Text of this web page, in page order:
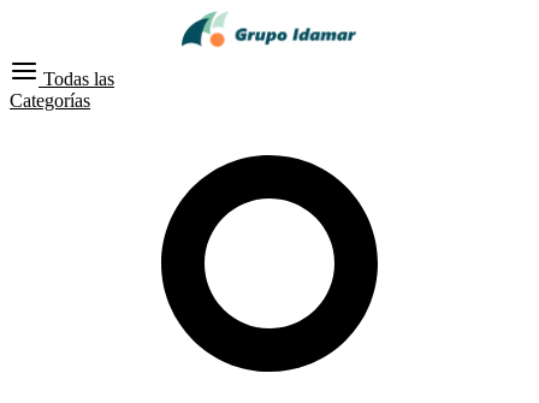
Todas las
Categorías